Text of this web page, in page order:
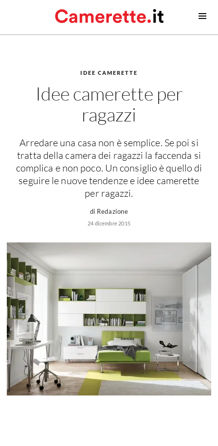
Lettini prima infanzia
Fasciatoi
Consigli camerette neonato
Consigli camerette
Camerette ragazzo
Progetto cameretta
Accessori cameretta
Scrittoi
Camerette bambine
Camerette romantiche
Camerette moda
Consigli camerette bambine
IDEE CAMERETTE
Idee camerette per
ragazzi
Arredare una casa non è semplice. Se poi si
tratta della camera dei ragazzi la faccenda si
complica e non poco. Un consiglio è quello di
seguire le nuove tendenze e idee camerette
per ragazzi.
di Redazione
24 dicembre 2015